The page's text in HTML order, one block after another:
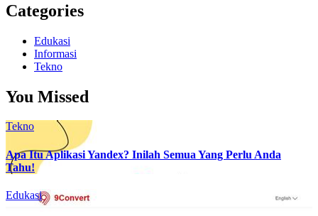
Categories
Edukasi
Informasi
Tekno
You Missed
Tekno
Apa Itu Aplikasi Yandex? Inilah Semua Yang Perlu Anda
Tahu!
Edukasi